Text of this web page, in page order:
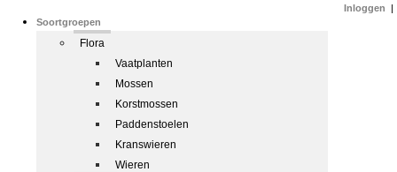
Soortgroepen
Flora
Vaatplanten
Mossen
Korstmossen
Paddenstoelen
Kranswieren
Wieren
Inloggen |